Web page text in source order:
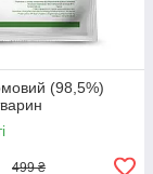
(98,5%)
499 ₴